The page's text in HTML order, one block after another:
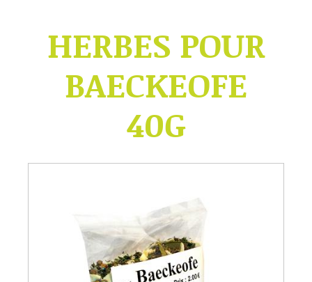
HERBES POUR
BAECKEOFE
40G